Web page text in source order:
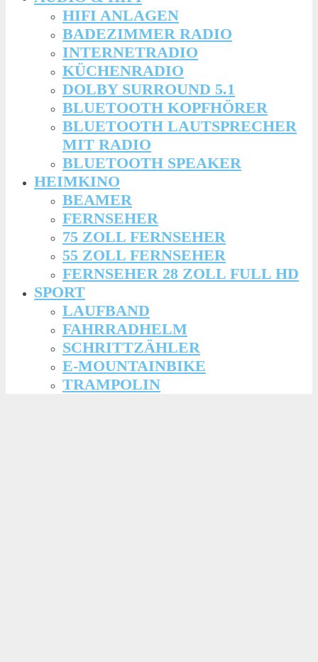
HIFI ANLAGEN
BADEZIMMER RADIO
INTERNETRADIO
KÜCHENRADIO
DOLBY SURROUND 5.1
BLUETOOTH KOPFHÖRER
BLUETOOTH LAUTSPRECHER
MIT RADIO
BLUETOOTH SPEAKER
HEIMKINO
BEAMER
FERNSEHER
75 ZOLL FERNSEHER
55 ZOLL FERNSEHER
FERNSEHER 28 ZOLL FULL HD
SPORT
LAUFBAND
FAHRRADHELM
SCHRITTZÄHLER
E-MOUNTAINBIKE
TRAMPOLIN